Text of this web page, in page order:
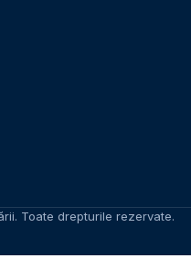
Toate drepturile rezervate.